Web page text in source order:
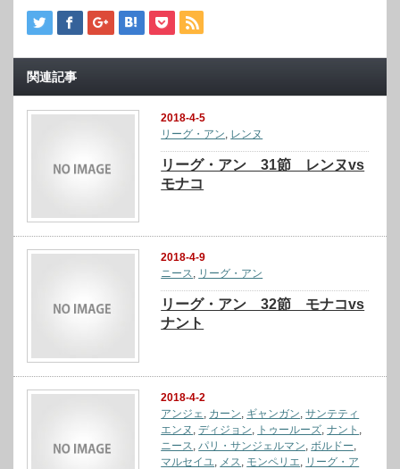
関連記事
2018-4-5
リーグ・アン, レンヌ
リーグ・アン 31節 レンヌvs
モナコ
2018-4-9
ニース, リーグ・アン
リーグ・アン 32節 モナコvs
ナント
2018-4-2
アンジェ
カーン ギャンガン ,サンテティ
エンヌ ,ディジョン トゥールーズ ,ナント
ニース
パリ・サンジェルマン ボルドー
マルセイユ
メス モンペリエ
リーグ・ア